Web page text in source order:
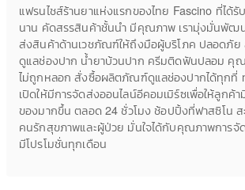
แฟรนไชส์ร้านยาแห่งแรกของไทย Fascino ที่ได้รับ
นาน คัดสรรสินค้าชั้นนำ มีคุณภาพ เรามุ่งมั่นพัฒ
ส่งสินค้าด้านเวชภัณฑ์ให้ถึงมือผู้บริโภค ปลอดภั
ดูแลช่องปาก น้ำยาบ้วนปาก ครีมติดฟันปลอม คุ
ไม่ถูกหลอก สั่งซื้อผลิตภัณฑ์ดูแลช่องปากได้ทุกที่ ทุ
เปิดให้มีการจัดส่งออนไลน์อีคอมเมิร์ซเพื่อให้ลูกค้
ของมากขึ้น ตลอด 24 ชั่วโมง ช้อปปิ้งที่ฟาสซิโน ส
คนรักสุขภาพและผู้ป่วย มั่นใจได้กับคุณภาพการจั
มีโปรโมชั่นทุกเดือน